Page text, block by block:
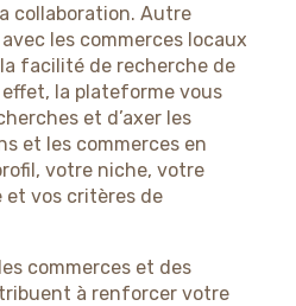
collaboration. Autre
les commerces locaux
facilité de recherche de
la plateforme vous
et d’axer les
et les commerces en
votre niche, votre
vos critères de
commerces et des
à renforcer votre